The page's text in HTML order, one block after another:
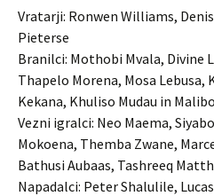
Vratarji: Ronwen Williams,
Pieterse
Branilci: Mothobi Mvala, Divine
Thapelo Morena, Mosa Lebusa,
Kekana, Khuliso Mudau in
Vezni igralci: Neo Maema,
Mokoena, Themba Zwane,
Bathusi Aubaas, Tashreeq
Napadalci: Peter Shalulile,